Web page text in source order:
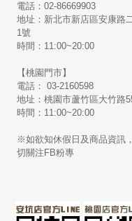
電話：02-86669903
地址：新北市新店區安康路
1號
時間：11:00~20:00
【桃園門市】
電話： 03-2160598
地址：桃園市蘆竹區大竹路
時間：11:00~20:00
※如欲知休假日及商品資訊
切關注FB粉專